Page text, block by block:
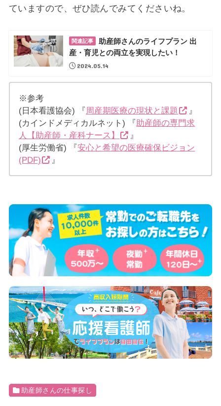
ていますので、ぜひ読んでみてくださいね。
関連記事
助産師さんのライフプラン 出
産・育児との両立を実現したい！
2024.05.14
※参考
(日本看護協会) 『 周産期医療の現状と課題
』
(カインドメディカルネット) 『 助産師の専門求
人【助産師・産科ナース】
』
(厚生労働省) 『安心と希望の医療確保ビジョン
(PDF)
』
助産師さんの仕事探し